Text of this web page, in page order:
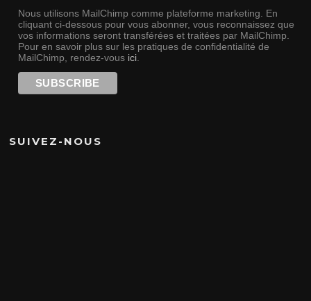
Nous utilisons MailChimp comme plateforme marketing. En
cliquant ci-dessous pour vous abonner, vous reconnaissez que
vos informations seront transférées et traitées par MailChimp.
Pour en savoir plus sur les pratiques de confidentialité de
MailChimp, rendez-vous ici.
SUIVEZ-NOUS